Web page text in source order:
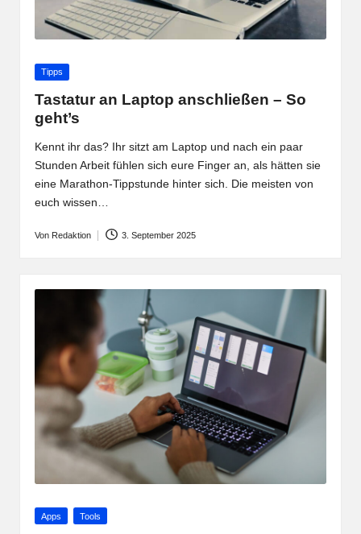
Posted
Tipps
Tastatur an Laptop anschließen – So
geht’s
Kennt ihr das? Ihr sitzt am Laptop und nach ein paar
Stunden Arbeit fühlen sich eure Finger an, als hätten sie
eine Marathon-Tippstunde hinter sich. Die meisten von
euch wissen…
Von Redaktion 3. September 2025
Posted
Apps Tools